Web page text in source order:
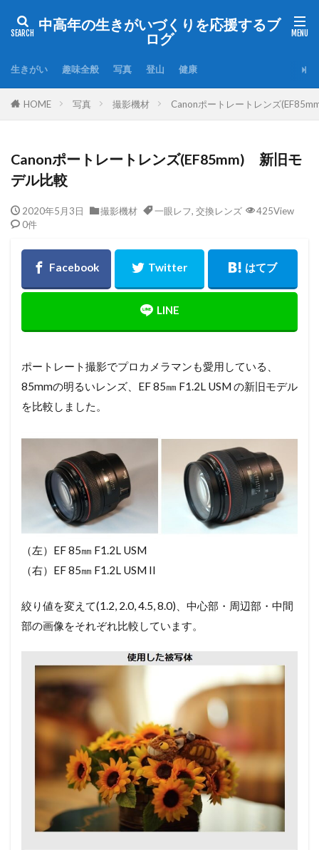
中高年の生きがいづくりを応援するブ
ログ
生きがい 趣味全般 写真 登山 健康
HOME 写真 撮影機材 Canonポートレートレンズ
Canonポートレートレンズ(EF85mm) 新旧モ
デル比較
2020年5月3日 撮影機材 一眼レフ, 交換レンズ
425View
0件
ポートレート撮影でプロカメラマンも愛用している、
85mmの明るいレンズ、EF 85㎜ F1.2L USM の新旧モデル
を比較しました。
（左）EF 85㎜ F1.2L USM
（右）EF 85㎜ F1.2L USM II
絞り値を変えて(1.2, 2.0, 4.5, 8.0)、中心部・周辺部・中間
部の画像をそれぞれ比較しています。